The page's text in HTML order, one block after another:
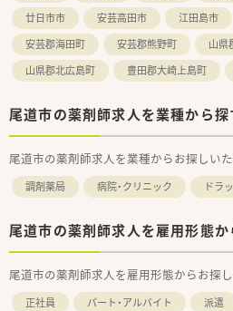
【求人情報について】
■年収は経験等により500万円か
待遇が期待できます。
■正社員としての採用で、昇給や
収入が得られます。
も手厚い環境です。
廿日市市
安芸高田市 江田島市
安芸郡海田町
安芸郡熊野町
山県
山県郡北広島町
豊田郡大崎上島町
尾道市の薬剤師求人を業種から探
尾道市の薬剤師求人を業種からお探しいた
調剤薬局 病院・クリニック ドラ
尾道市の薬剤師求人を雇用形態か
尾道市の薬剤師求人を雇用形態からお探し
正社員 パート・アルバイト 派遣